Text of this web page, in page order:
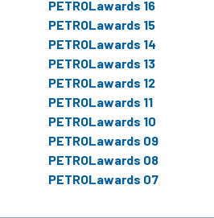
PETROLawards 16
PETROLawards 15
PETROLawards 14
PETROLawards 13
PETROLawards 12
PETROLawards 11
PETROLawards 10
PETROLawards 09
PETROLawards 08
PETROLawards 07